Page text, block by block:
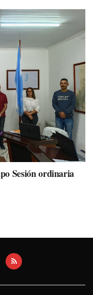
Sesión ordinaria